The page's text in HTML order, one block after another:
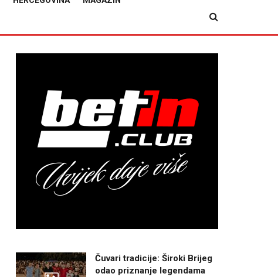
Čuvari tradicije: Široki Brijeg
odao priznanje legendama